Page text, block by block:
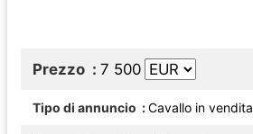
Prezzo 7 500
Tipo di annuncio Cavallo in vendita